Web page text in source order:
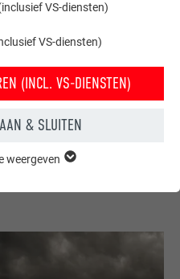
&
goed uit, maar het is
VS-diensten)
VS-diensten)
(INCL. VS-DIENSTEN)
& SLUITEN
weergeven